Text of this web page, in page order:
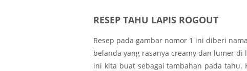
Resep
RESEP TAHU LAPIS ROGOUT
Resep pada gambar nomor 1 ini diberi
belanda yang rasanya creamy dan lumer
ini kita buat sebagai tambahan pada tahu.